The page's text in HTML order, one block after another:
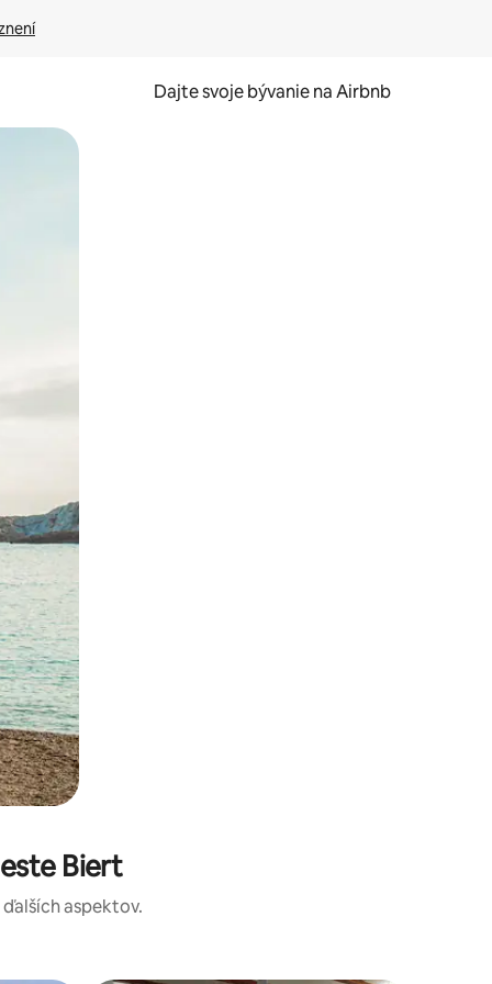
Dajte svoje bývanie na Airbnb
pomocou dotykových gest či potiahnutia prstom.
Biert
aspektov.